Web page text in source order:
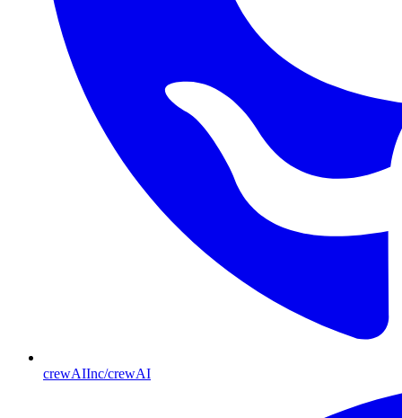
crewAIInc/crewAI